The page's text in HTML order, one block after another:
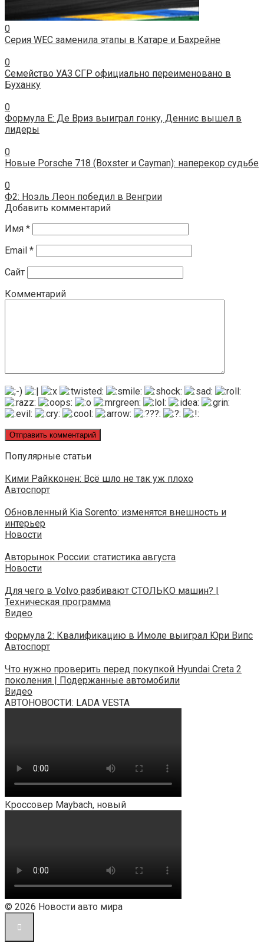
0
Серия WEC заменила этапы в Катаре и Бахрейне
0
Семейство УАЗ СГР официально переименовано в
Буханку
0
Формула E: Де Вриз выиграл гонку, Деннис вышел в
лидеры
0
Новые Porsche 718 (Boxster и Cayman): наперекор судьбе
0
Ф2: Ноэль Леон победил в Венгрии
Добавить комментарий
Имя *
Email *
Сайт
Комментарий
Популярные статьи
Кими Райкконен: Всё шло не так уж плохо
Автоспорт
Обновленный Kia Sorento: изменятся внешность и
интерьер
Новости
Авторынок России: статистика августа
Новости
Для чего в Volvo разбивают СТОЛЬКО машин? |
Техническая программа
Видео
Формула 2: Квалификацию в Имоле выиграл Юри Випс
Автоспорт
Что нужно проверить перед покупкой Hyundai Creta 2
поколения | Подержанные автомобили
Видео
АВТОНОВОСТИ: LADA VESTA
Кроссовер Maybach, новый
© 2026 Новости авто мира